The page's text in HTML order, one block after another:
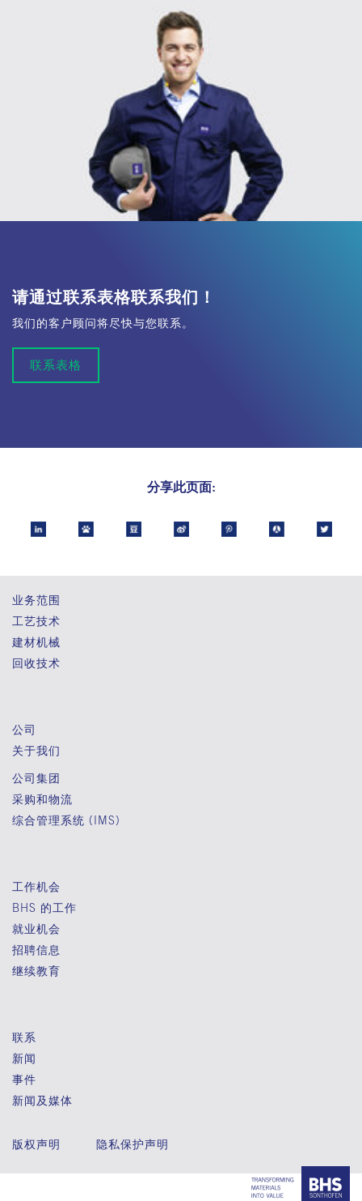
请通过联系表格联系我们！
我们的客户顾问将尽快与您联系。
联系表格
分享此页面:
业务范围
工艺技术
建材机械
回收技术
公司
关于我们
公司集团
采购和物流
综合管理系统 (IMS)
工作机会
BHS 的工作
就业机会
招聘信息
继续教育
联系
新闻
事件
新闻及媒体
版权声明 隐私保护声明